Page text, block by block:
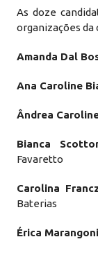
As doze
organizações da
Amanda Dal
Ana Caroline
Ândrea
Bianca
Favaretto
Carolina
Baterias
Érica Marangoni